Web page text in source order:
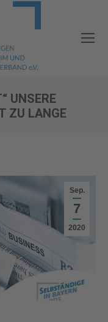
UNSERE
ZU LANGE
Sep.
7
2020